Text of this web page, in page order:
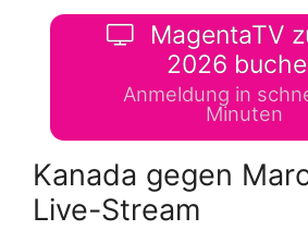
MagentaTV
2026
Anmeldung in
Minuten
Kanada gegen
Live-Stream